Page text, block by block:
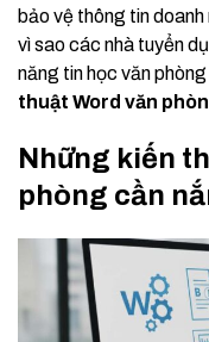
bảo vệ thông tin
vì sao các nhà tuyển
năng tin học văn
thuật Word văn
Những kiến
phòng cần